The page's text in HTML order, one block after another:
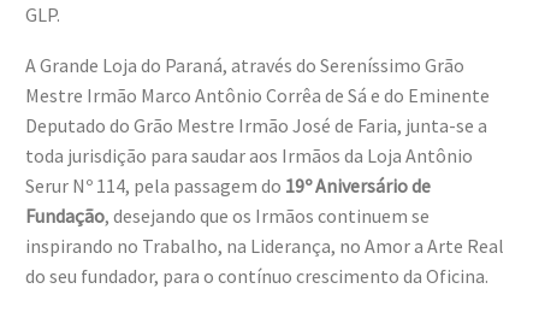
GLP.
A Grande Loja do Paraná, através do Sereníssimo Grão
Mestre Irmão Marco Antônio Corrêa de Sá e do Eminente
Deputado do Grão Mestre Irmão José de Faria, junta-se a
toda jurisdição para saudar aos Irmãos da Loja Antônio
Serur Nº 114, pela passagem do 19º Aniversário de
Fundação, desejando que os Irmãos continuem se
inspirando no Trabalho, na Liderança, no Amor a Arte Real
do seu fundador, para o contínuo crescimento da Oficina.